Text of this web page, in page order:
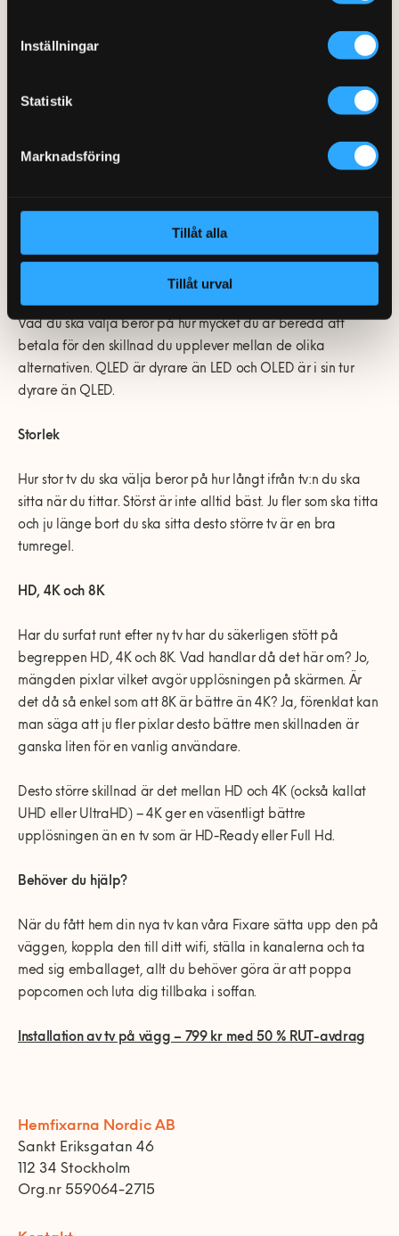
Inställningar
Statistik
Marknadsföring
Tillåt alla
Tillåt urval
står för Light-Emitting Diode, eller lysdiod på svenska
och är helt enkelt bildskärmens belysningsteknik. Så gott som
Quantum dot, eller kvantpunkt på svenska. QLED är kort och
gott en förbättring av den vanliga LED tekniken som ger
O står för Organic och en OLED tv har inget
bakgrundsljus utan använder istället de individuella
bildpunkterna. Tekniken ger en knivskarp bild.
Vad du ska välja beror på hur mycket du är beredd att
betala för den skillnad du upplever mellan de olika
alternativen. QLED är dyrare än LED och OLED är i sin tur
dyrare än QLED.
Storlek
Hur stor tv du ska välja beror på hur långt ifrån tv:n du ska
sitta när du tittar. Störst är inte alltid bäst. Ju fler som ska titta
och ju länge bort du ska sitta desto större tv är en bra
tumregel.
HD, 4K och 8K
Har du surfat runt efter ny tv har du säkerligen stött på
begreppen HD, 4K och 8K. Vad handlar då det här om? Jo,
mängden pixlar vilket avgör upplösningen på skärmen. Är
det då så enkel som att 8K är bättre än 4K? Ja, förenklat kan
man säga att ju fler pixlar desto bättre men skillnaden är
ganska liten för en vanlig användare.
Desto större skillnad är det mellan HD och 4K (också kallat
UHD eller UltraHD) – 4K ger en väsentligt bättre
upplösningen än en tv som är HD-Ready eller Full Hd.
Behöver du hjälp?
När du fått hem din nya tv kan våra Fixare sätta upp den på
väggen, koppla den till ditt wifi, ställa in kanalerna och ta
med sig emballaget, allt du behöver göra är att poppa
popcornen och luta dig tillbaka i soffan.
Installation av tv på vägg – 799 kr med 50 % RUT-avdrag
Hemfixarna Nordic AB
Sankt Eriksgatan 46
112 34 Stockholm
Org.nr 559064-2715